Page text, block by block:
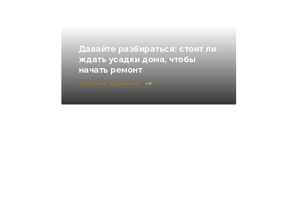
Давайте разбираться: стоит ли
ждать усадки дома, чтобы
начать ремонт
Смотреть подробнее